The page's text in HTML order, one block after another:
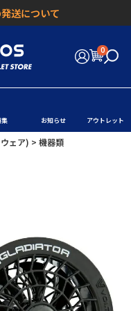
送について
0
集 お知らせ アウトレット
ェア)
機器類